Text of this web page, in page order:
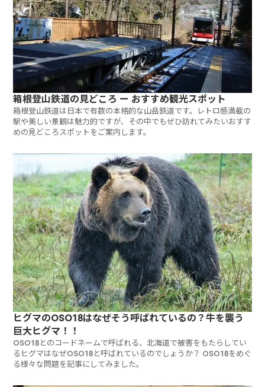
箱根登山鉄道の見どころ ー おすすめ観光スポット
箱根登山鉄道は日本で有数の本格的な山岳鉄道です。レトロ感満載の
駅や美しい景観は魅力的ですが、その中でもぜひ訪れてみたいおすす
めの見どころスポットをご案内します。
ヒグマのOSO18はなぜそう呼ばれているの？牛を襲う
巨大ヒグマ！！
OSO18とのコードネームで呼ばれる、北海道で被害をもたらしてい
るヒグマはなぜOSO18と呼ばれているのでしょうか？ OSO18をめぐ
る様々な問題を記事にしてみました。